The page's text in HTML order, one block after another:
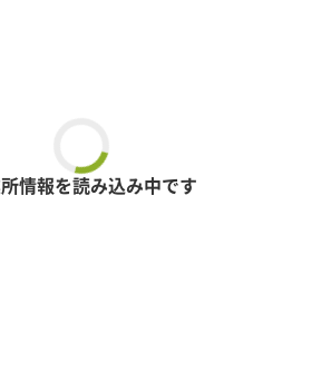
情報を読み込み中です